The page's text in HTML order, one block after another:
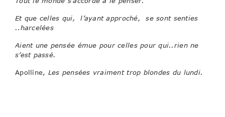
Et que celles qui, l’ayant approché, se sont senties
..harcelées
Aient une pensée émue pour celles pour qui..rien ne
s’est passé.
Apolline, Les pensées vraiment trop blondes du lundi.